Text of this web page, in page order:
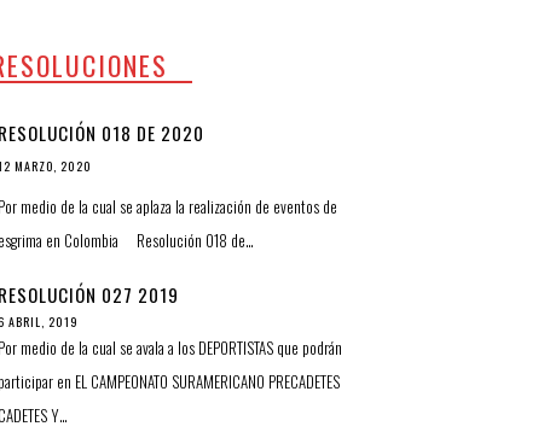
RESOLUCIÓN 018 DE 2020
MARZO, 2020
Por medio de la cual se aplaza la realización de eventos de
esgrima en Colombia Resolución 018 de…
RESOLUCIÓN 027 2019
ABRIL, 2019
Por medio de la cual se avala a los DEPORTISTAS que podrán
participar en EL CAMPEONATO SURAMERICANO PRECADETES
CADETES Y…